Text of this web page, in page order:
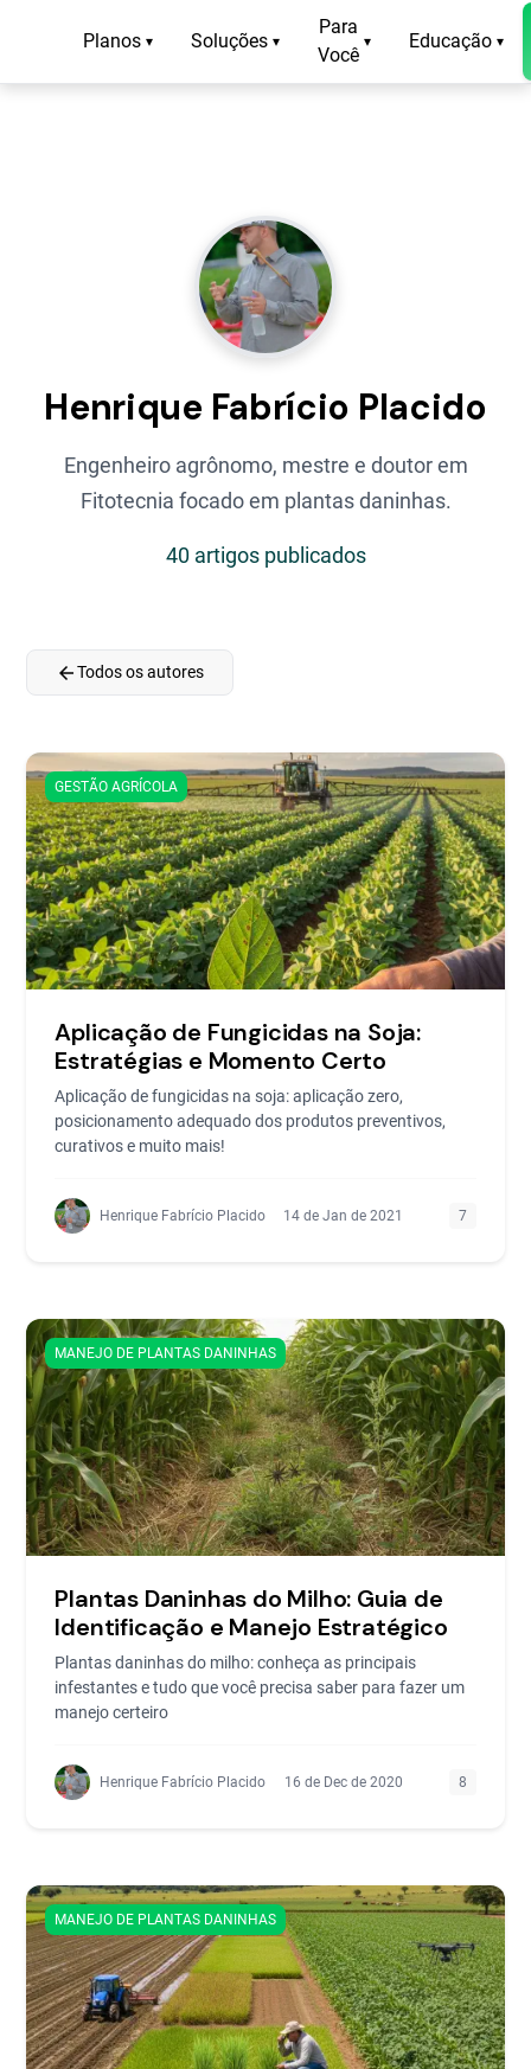
Planos ▾ Soluções ▾
Para
Você
▾ Educação ▾
Henrique Fabrício Placido
Engenheiro agrônomo, mestre e doutor em
Fitotecnia focado em plantas daninhas.
40 artigos publicados
arrow_backTodos os autores
GESTÃO AGRÍCOLA
Aplicação de Fungicidas na Soja:
Estratégias e Momento Certo
Aplicação de fungicidas na soja: aplicação zero,
posicionamento adequado dos produtos preventivos,
curativos e muito mais!
Henrique Fabrício Placido 14 de Jan de 2021 7
MANEJO DE PLANTAS DANINHAS
Plantas Daninhas do Milho: Guia de
Identificação e Manejo Estratégico
Plantas daninhas do milho: conheça as principais
infestantes e tudo que você precisa saber para fazer um
manejo certeiro
Henrique Fabrício Placido 16 de Dec de 2020 8
MANEJO DE PLANTAS DANINHAS